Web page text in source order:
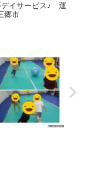
イサービス♪ 運
市